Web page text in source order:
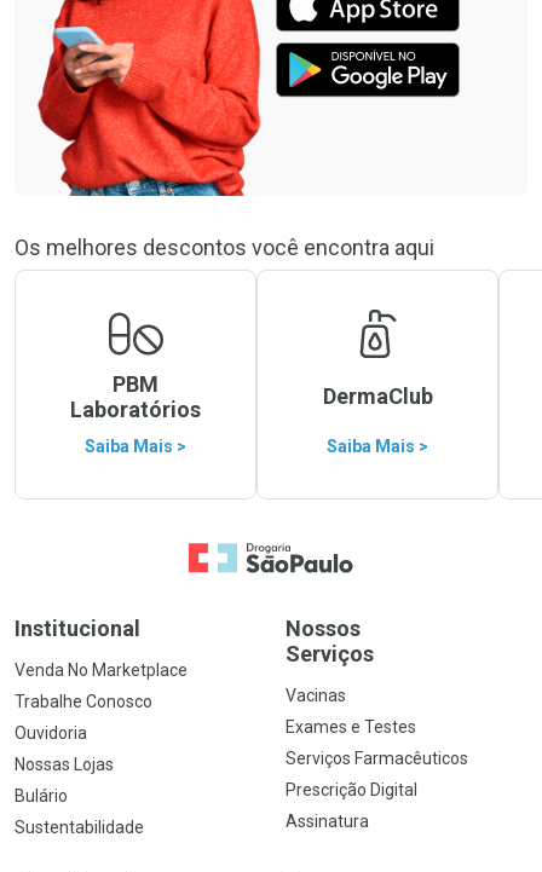
Os melhores descontos você encontra aqui
PBM
Laboratórios
Saiba Mais >
DermaClub
Saiba Mais >
Ir para a Home
Institucional
Venda No Marketplace
Trabalhe Conosco
Ouvidoria
Nossas Lojas
Bulário
Sustentabilidade
Nossos
Serviços
Vacinas
Exames e Testes
Serviços Farmacêuticos
Prescrição Digital
Assinatura